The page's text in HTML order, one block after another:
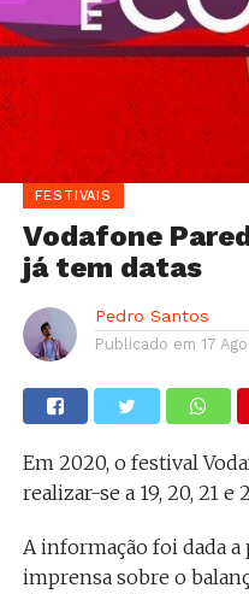
FESTIVAIS
Vodafone
já tem datas
Pedro Santos
Publicado em 17
Em 2020, o festival
realizar-se a 19, 20, 21 e
A informação foi dada
imprensa sobre o